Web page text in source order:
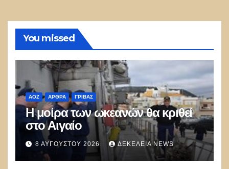
You missed
ΑΟΖ ΑΡΘΡΑ ΓΡΊΒΑΣ
Η μοίρα των ωκεανών θα κριθεί
στο Αιγαίο
8 ΑΥΓΟΎΣΤΟΥ 2026 ΔΕΚΈΛΕΙΑ NEWS